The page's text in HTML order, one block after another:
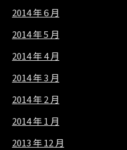
2014 年 6 月
2014 年 5 月
2014 年 4 月
2014 年 3 月
2014 年 2 月
2014 年 1 月
2013 年 12 月